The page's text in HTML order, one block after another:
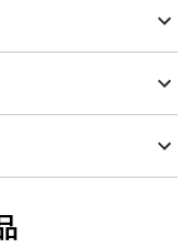
番の番号になっていま
も小さな粒に行き着
質として存在するのか